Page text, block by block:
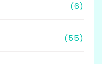
(6)
(55)